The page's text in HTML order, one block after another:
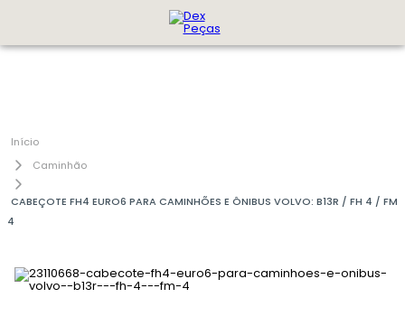
Caminhão
CABEÇOTE FH4 EURO6 PARA CAMINHÕES E ÔNIBUS VOLVO: B13R / FH 4 / FM
4